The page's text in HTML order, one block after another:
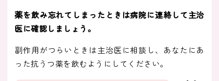
薬を飲み忘れてしまったときは病院に連絡して主治
医に確認しましょう。
副作用がつらいときは主治医に相談し、あなたにあ
った抗うつ薬を飲むようにしてください。